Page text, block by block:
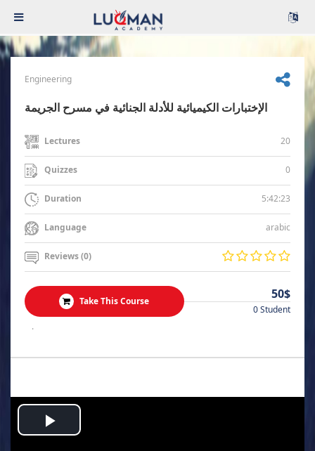
Engineering
الإختبارات الكيميائية للأدلة الجنائية في مسرح الجريمة
Lectures 20
Quizzes 0
Duration 5:42:23
Language arabic
Reviews (0)
Take This Course 50$
0 Student
.
Play